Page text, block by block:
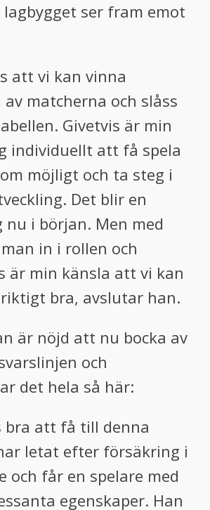
ser fram emot
att vi kan vinna
matcherna och slåss
Givetvis är min
individuellt att få spela
möjligt och ta steg i
Det blir en
i början. Men med
in i rollen och
är min känsla att vi kan
bra, avslutar han.
är nöjd att nu bocka av
och
det hela så här:
bra att få till denna
letat efter försäkring i
och får en spelare med
egenskaper. Han